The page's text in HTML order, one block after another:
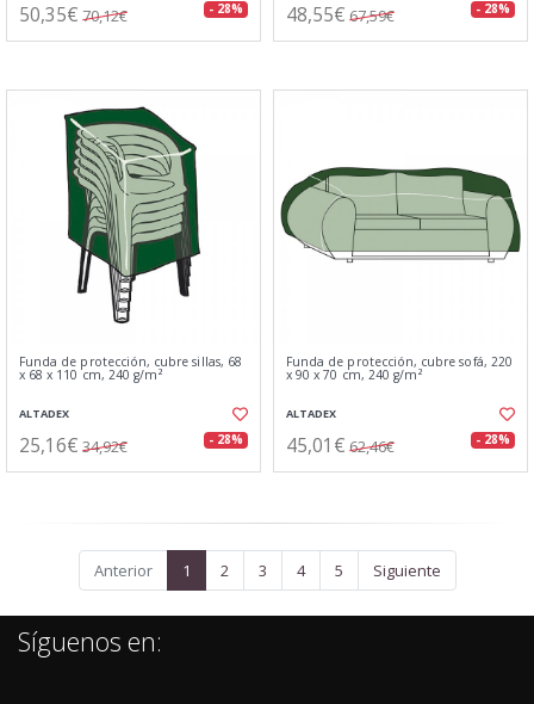
50,35€ 70,12€ - 28% 48,55€ 67,59€ - 28%
Funda de protección, cubre sillas, 68
x 68 x 110 cm, 240 g/m²
ALTADEX
25,16€ 34,92€ - 28%
Funda de protección, cubre sofá, 220
x 90 x 70 cm, 240 g/m²
ALTADEX
45,01€ 62,46€ - 28%
Anterior 1 2 3 4 5 Siguiente
Síguenos en: